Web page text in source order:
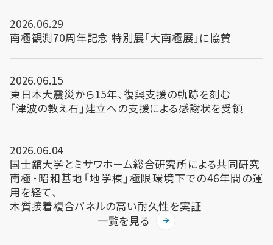
一覧を見る
2026.06.29
南極観測70周年記念 特別展「大南極展」に協賛
2026.06.15
東日本大震災から15年、復興支援の軌跡を刻む
「津波の教え石」建立への支援による感謝状を受領
2026.06.04
国士舘大学とミサワホーム総合研究所による共同研究
南極・昭和基地「地学棟」極限環境下での46年間の運
用を経て、
木質接着複合パネルの高い耐久性を実証